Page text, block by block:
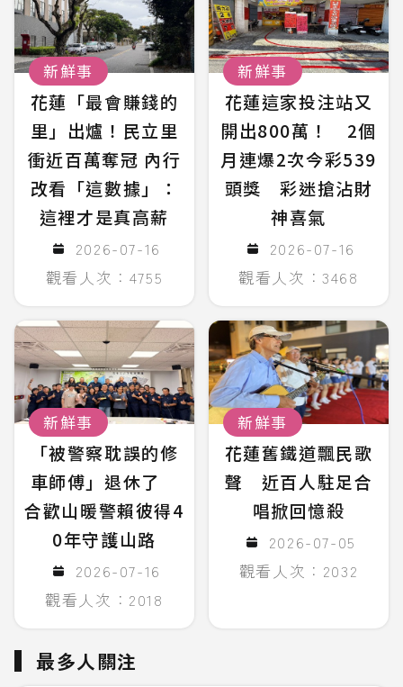
新鮮事
花蓮「最會賺錢的
里」出爐！民立里
衝近百萬奪冠 內行
改看「這數據」：
這裡才是真高薪
2026-07-16
觀看人次：4755
新鮮事
花蓮這家投注站又
開出800萬！ 2個
月連爆2次今彩539
頭獎 彩迷搶沾財
神喜氣
2026-07-16
觀看人次：3468
新鮮事
「被警察耽誤的修
車師傅」退休了
合歡山暖警賴彼得4
0年守護山路
2026-07-16
觀看人次：2018
新鮮事
花蓮舊鐵道飄民歌
聲 近百人駐足合
唱掀回憶殺
2026-07-05
觀看人次：2032
最多人關注